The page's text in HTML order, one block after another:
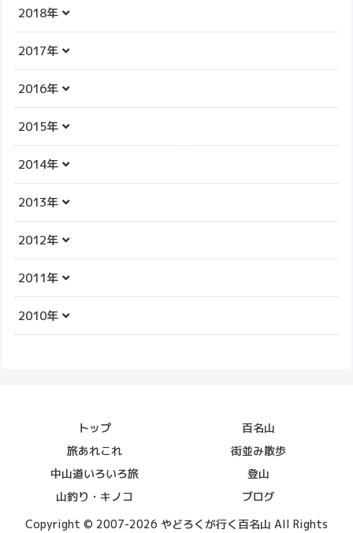
2018年
2017年
2016年
2015年
2014年
2013年
2012年
2011年
2010年
トップ
百名山
旅あれこれ
街並み散歩
中山道いろいろ旅
登山
山釣り・キノコ
ブログ
Copyright © 2007-2026 やどろくが行く百名山 All Rights